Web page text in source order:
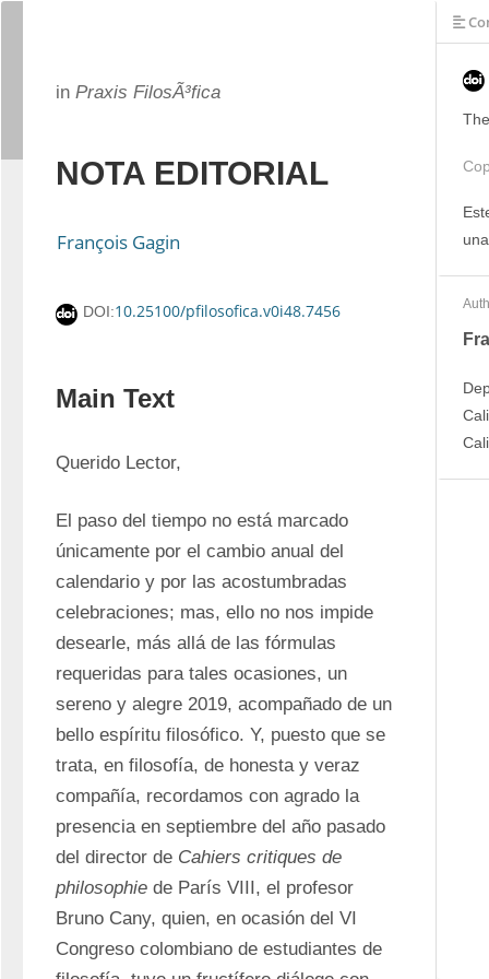
in Praxis FilosÃ³fica
NOTA EDITORIAL
François Gagin
DOI:10.25100/pfilosofica.v0i48.7456
Main Text
Querido Lector,
El paso del tiempo no está marcado
únicamente por el cambio anual del
calendario y por las acostumbradas
celebraciones; mas, ello no nos impide
desearle, más allá de las fórmulas
requeridas para tales ocasiones, un
sereno y alegre 2019, acompañado de un
bello espíritu filosófico. Y, puesto que se
trata, en filosofía, de honesta y veraz
compañía, recordamos con agrado la
presencia en septiembre del año pasado
del director de Cahiers critiques de
philosophie de París VIII, el profesor
Bruno Cany, quien, en ocasión del VI
Congreso colombiano de estudiantes de